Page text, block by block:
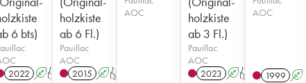
6 bts)
2022 AT
holzkiste
ab 6 Fl.)
Pauillac
AOC
2015 AT
AOC
holzkiste
ab 3 Fl.)
Pauillac
AOC
2023 AT
AOC
1999 A